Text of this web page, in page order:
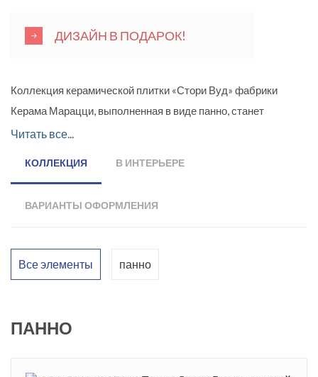
ДИЗАЙН В ПОДАРОК!
Коллекция керамической плитки «Стори Вуд» фабрики
Керама Марацци, выполненная в виде панно, станет
изюминкой любого интерьера. Поверхность декора матовая,
наложен флористический принт из садовых цветов.
Парижу. Керамическое панно, состоящее из четырех
Читать все...
КОЛЛЕКЦИЯ В ИНТЕРЬЕРЕ
ВАРИАНТЫ ОФОРМЛЕНИЯ
Все элементы панно
ПАННО